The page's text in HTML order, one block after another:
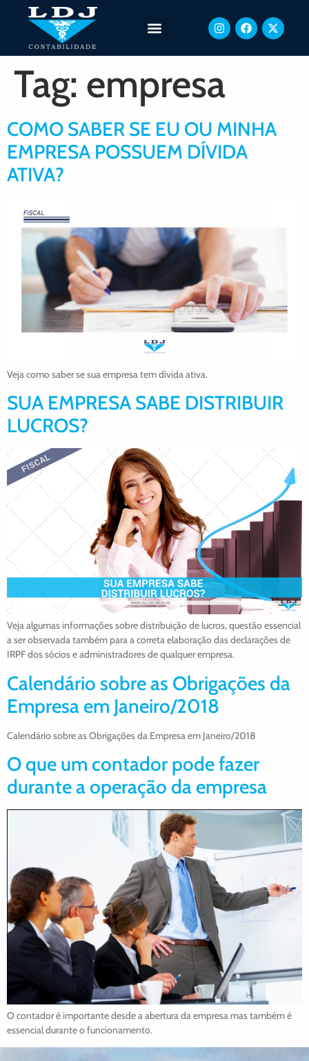
Tag: empresa
COMO SABER SE EU OU MINHA
EMPRESA POSSUEM DÍVIDA
ATIVA?
Veja como saber se sua empresa tem dívida ativa.
SUA EMPRESA SABE DISTRIBUIR
LUCROS?
Veja algumas informações sobre distribuição de lucros, questão essencial
a ser observada também para a correta elaboração das declarações de
IRPF dos sócios e administradores de qualquer empresa.
Calendário sobre as Obrigações da
Empresa em Janeiro/2018
Calendário sobre as Obrigações da Empresa em Janeiro/2018
O que um contador pode fazer
durante a operação da empresa
O contador é importante desde a abertura da empresa mas também é
essencial durante o funcionamento.